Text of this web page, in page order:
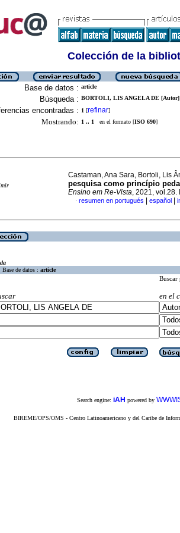
Colección de la
Base de datos : article
Búsqueda : BORTOLI, LIS ANGELA DE [Autor]
encontradas : 1 [refinar]
Mostrando: 1 .. 1 en el formato [ISO 690]
Castaman, Ana Sara, Bortoli, Lis
pesquisa como princípio
Ensino em Re-Vista, 2021, vol.28.
· resumen en portugués español
Base de datos : article
Buscar
en el
Search engine: iAH powered by
BIREME/OPS/OMS - Centro Latinoamericano y del Caribe de